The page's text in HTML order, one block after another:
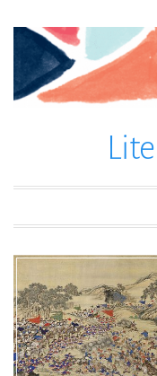
Zum
springen